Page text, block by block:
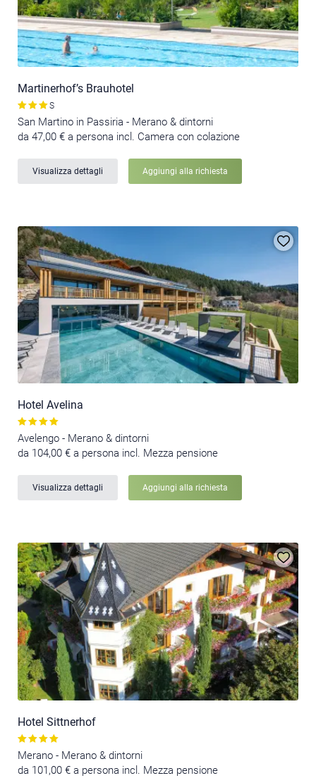
Martinerhof’s Brauhotel
S
San Martino in Passiria - Merano & dintorni
da 47,00 € a persona incl. Camera con colazione
Visualizza dettagli Aggiungi alla richiesta
Hotel Avelina
Avelengo - Merano & dintorni
da 104,00 € a persona incl. Mezza pensione
Visualizza dettagli Aggiungi alla richiesta
Hotel Sittnerhof
Merano - Merano & dintorni
da 101,00 € a persona incl. Mezza pensione